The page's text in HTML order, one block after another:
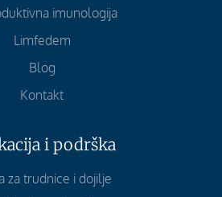
imunologija
Limfedem
Blog
Kontakt
i podrška
za trudnice i dojilje